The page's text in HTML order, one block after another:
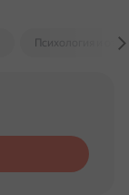
Психология и